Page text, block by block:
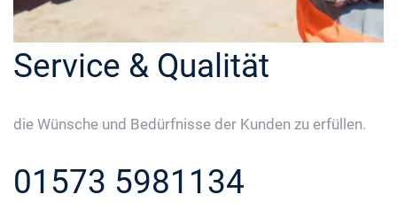
Service & Qualität
die Wünsche und Bedürfnisse der Kunden zu erfüllen.
01573 5981134